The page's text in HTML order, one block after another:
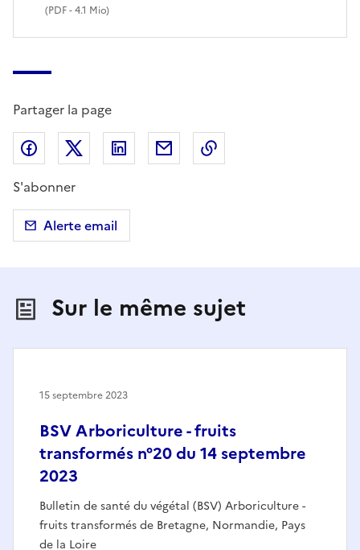
(PDF- 4.1 Mio)
Partager la page
Partager sur Facebook
Partager sur X (anciennement Twitter)
Partager sur LinkedIn
Partager par email
S'abonner
Alerte email
Sur le même sujet
BSV Arboriculture - fruits
transformés n°20 du 14 septembre
2023
Bulletin de santé du végétal (BSV) Arboriculture -
fruits transformés de Bretagne, Normandie, Pays
de la Loire
15 septembre 2023